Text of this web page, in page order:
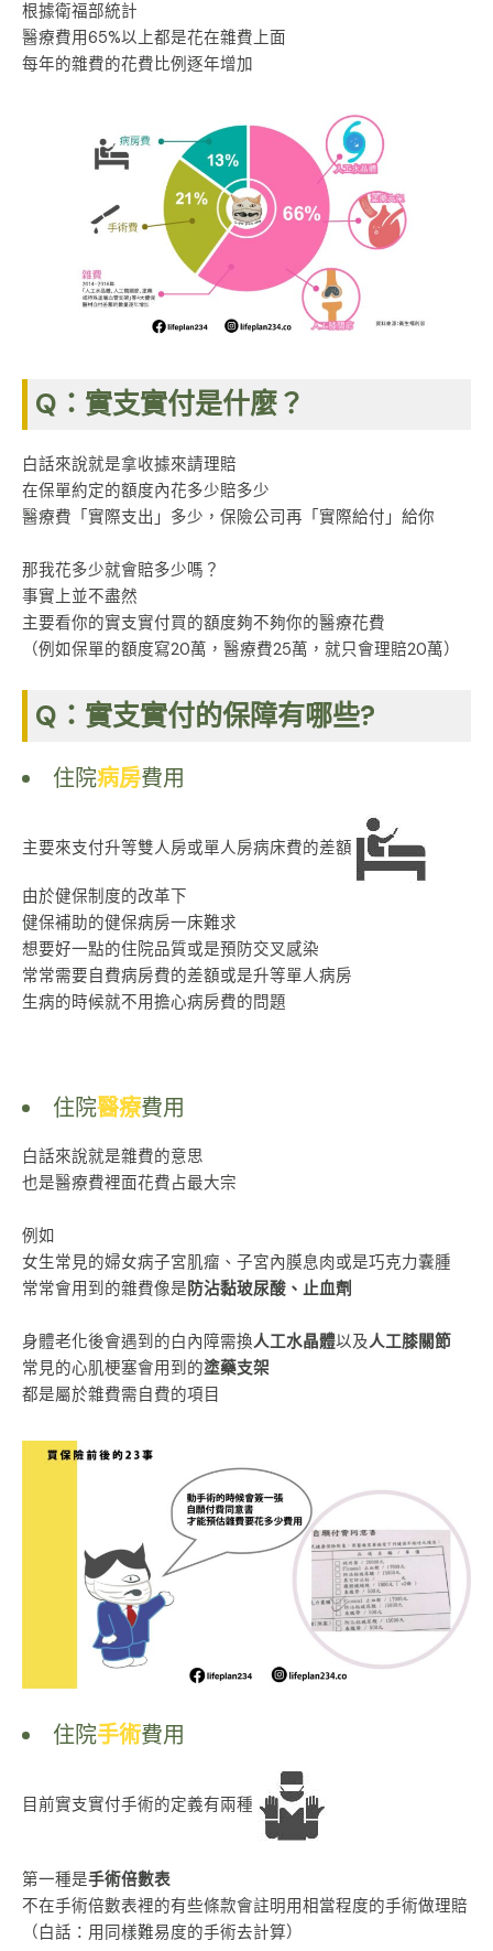
根據衛福部統計
醫療費用65%以上都是花在雜費上面
每年的雜費的花費比例逐年增加
Q：實支實付是什麼？
白話來說就是拿收據來請理賠
在保單約定的額度內花多少賠多少
醫療費「實際支出 」多少，保險公司再「實際給付」給你
那我花多少就會賠多少嗎？
事實上並不盡然
主要看你的實支實付買的額度夠不夠你的醫療花費
（例如保單的額度寫20萬，醫療費25萬，就只會理賠20萬）
Q：實支實付的保障有哪些?
住院病房費用
主要來支付升等雙人房或單人房病床費的差額
由於健保制度的改革下
健保補助的健保病房一床難求
想要好一點的住院品質或是預防交叉感染
常常需要自費病房費的差額或是升等單人病房
生病的時候就不用擔心病房費的問題
住院醫療費用
白話來說就是雜費的意思
也是醫療費裡面花費占最大宗
例如
女生常見的婦女病子宮肌瘤 、子宮內膜息肉或是巧克力囊腫
常常會用到的雜費像是防沾黏玻尿酸、止血劑
身體老化後會遇到的白內障需換人工水晶體以及人工膝關節
常見的心肌梗塞會用到的塗藥支架
都是屬於雜費需自費的項目
住院手術費用
目前實支實付手術的定義有兩種
第一種是手術倍數表
不在手術倍數表裡的有些條款會註明用相當程度的手術做理賠
（白話：用同樣難易度的手術去計算）